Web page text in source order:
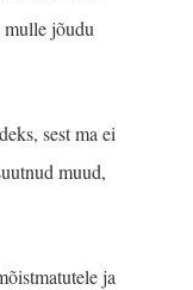
mulle jõudu
sest ma ei
muud,
ja